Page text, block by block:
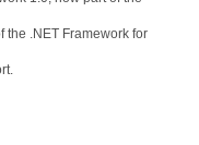
the .NET Framework for